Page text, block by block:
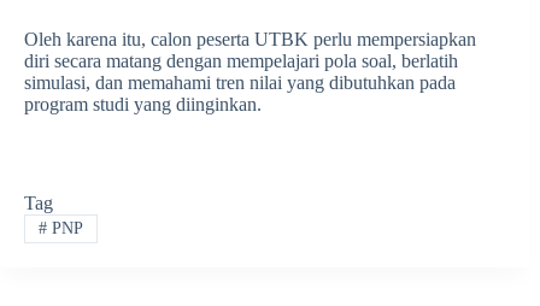
Oleh karena itu, calon peserta UTBK perlu mempersiapkan
diri secara matang dengan mempelajari pola soal, berlatih
simulasi, dan memahami tren nilai yang dibutuhkan pada
program studi yang diinginkan.
Tag
#PNP